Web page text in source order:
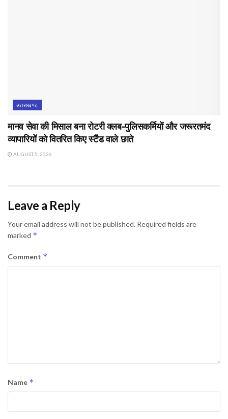
उत्तराखण्ड
मानव सेवा की मिसाल बना रोटरी क्लब-पुलिसकर्मियों और जरूरतमंद
व्यापारियों को वितरित किए स्टैंड वाले छाते
AUGUST 5, 2026
Leave a Reply
Your email address will not be published. Required fields are
marked *
Comment *
Name *